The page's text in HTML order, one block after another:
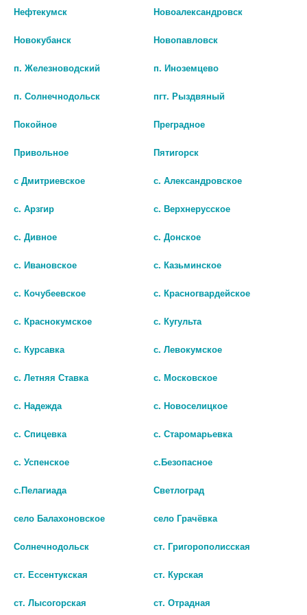
23/258_PIN
В КОРЗИНУ
КАНПОЛ ПУСТЫШКА СИЛИК.
АРТ.23/257/ [CANPOL]
515 руб.
шт
В КОРЗИНУ
КАНПОЛ ПУСТЫШКА СИЛИК.
[CANPOL]
421 руб.
В КОРЗИНУ
Нефтекумск Новоалександровск
Новокубанск Новопавловск
п. Железноводский п. Иноземцево
п. Солнечнодольск пгт. Рыздвяный
Покойное Преградное
Привольное Пятигорск
с Дмитриевское с. Александровское
с. Арзгир с. Верхнерусское
с. Дивное с. Донское
с. Ивановское с. Казьминское
с. Кочубеевское с. Красногвардейское
с. Краснокумское с. Кугульта
с. Курсавка с. Левокумское
с. Летняя Ставка с. Московское
с. Надежда с. Новоселицкое
с. Спицевка с. Старомарьевка
с. Успенское с.Безопасное
с.Пелагиада Светлоград
село Балахоновское село Грачёвка
Солнечнодольск ст. Григорополисская
ст. Ессентукская ст. Курская
ст. Лысогорская ст. Отрадная